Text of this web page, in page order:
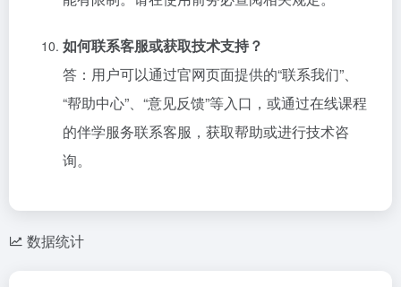
如何联系客服或获取技术支持？
答：用户可以通过官网页面提供的“联系我们”、
“帮助中心”、“意见反馈”等入口，或通过在线课程
的伴学服务联系客服，获取帮助或进行技术咨
询。
数据统计